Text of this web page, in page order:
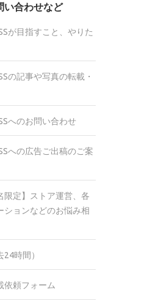
い合わせなど
が目指すこと、やりた
の記事や写真の転載・
へのお問い合わせ
への広告ご出稿のご案
限定】ストア運営、各
ションなどのお悩み相
時間）
依頼フォーム